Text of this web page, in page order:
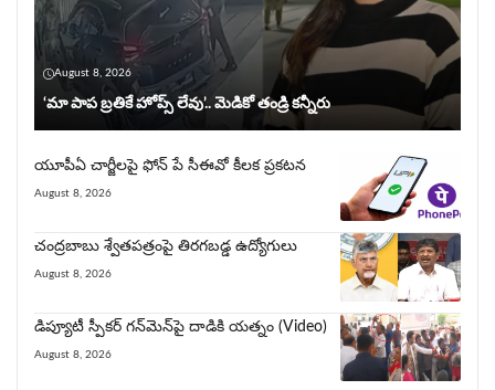
August 8, 2026
‘మా పాప బ్రతికే హోప్స్ లేవు’.. మెడికో తండ్రి కన్నీరు
యూపీఏ చార్జీల‌పై ఫోన్ పే సీఈవో కీల‌క ప్ర‌క‌ట‌న‌
August 8, 2026
చంద్రబాబు శ్వేతపత్రంపై తిర‌గ‌బ‌డ్డ ఉద్యోగులు
August 8, 2026
డిప్యూటీ స్పీకర్ గన్‌మెన్‌పై దాడికి య‌త్నం (Video)
August 8, 2026